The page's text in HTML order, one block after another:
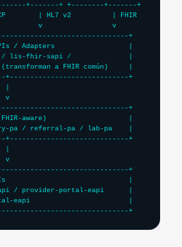
+-------+ +--------+-------+
| HL7 v2          | FHIR
v                 v
+
/ Adapters                  |
/ lis-fhir-sapi /              |
a FHIR común)     |
+-----------------------------+
v
+
(FHIR-aware)                    |
pa / referral-pa / lab-pa    |
+-----------------------------+
v
+
|
/ provider-portal-eapi      |
eapi                        |
+